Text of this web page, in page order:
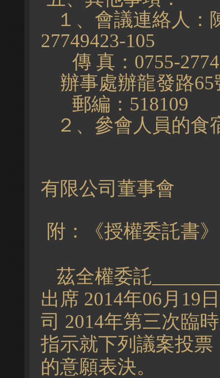
１、會議連絡人
27749423-105
傳 真：0755-
辦事處辦龍發
郵編：
２、參會人員的食
有限公司董事會
附：《授權委託書》
茲全權委託
出席 2014年06月19
司 2014年第三次臨
指示就下列議案投
的意願表決。